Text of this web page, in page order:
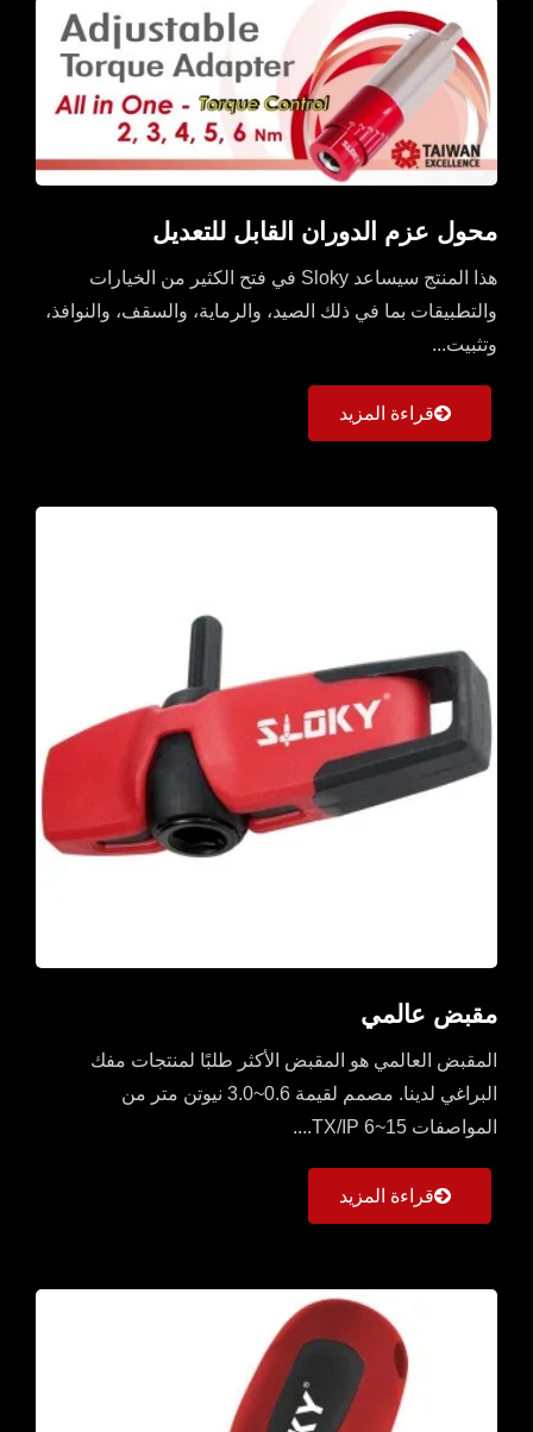
محول عزم الدوران القابل للتعديل
هذا المنتج سيساعد Sloky في فتح الكثير من الخيارات
والتطبيقات بما في ذلك الصيد، والرماية، والسقف، والنوافذ،
وتثبيت...
قراءة المزيد
مقبض عالمي
المقبض العالمي هو المقبض الأكثر طلبًا لمنتجات مفك
البراغي لدينا. مصمم لقيمة 0.6~3.0 نيوتن متر من
المواصفات TX/IP 6~15....
قراءة المزيد